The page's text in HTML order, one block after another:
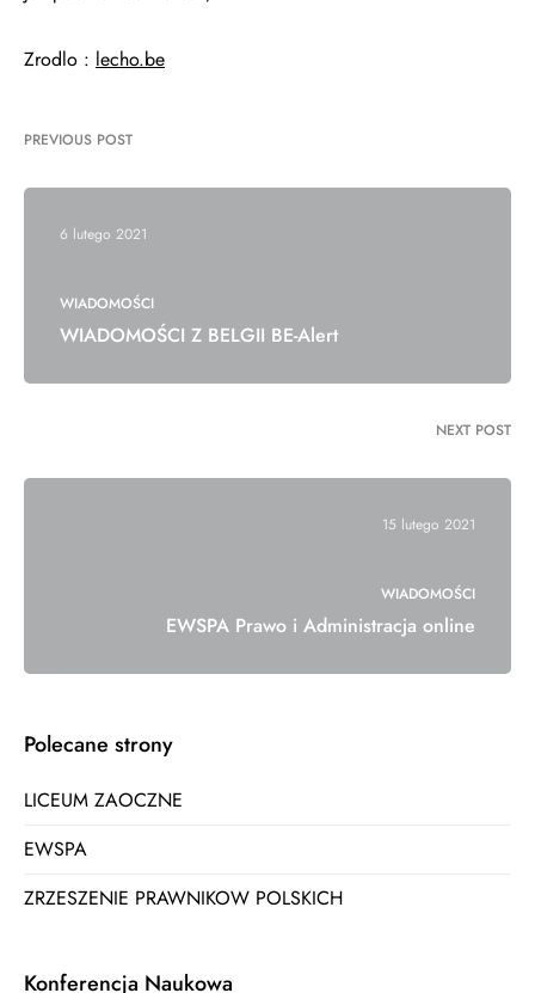
Zrodlo : lecho.be
PREVIOUS POST
6 lutego 2021
WIADOMOŚCI
WIADOMOŚCI Z BELGII BE-Alert
NEXT POST
15 lutego 2021
WIADOMOŚCI
EWSPA Prawo i Administracja online
Polecane strony
LICEUM ZAOCZNE
EWSPA
ZRZESZENIE PRAWNIKOW POLSKICH
Konferencja Naukowa